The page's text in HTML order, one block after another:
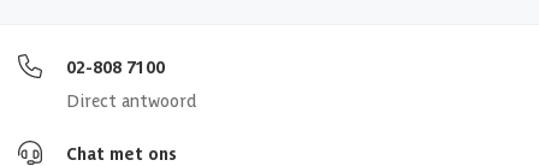
02-808 7100
Direct antwoord
Chat met ons